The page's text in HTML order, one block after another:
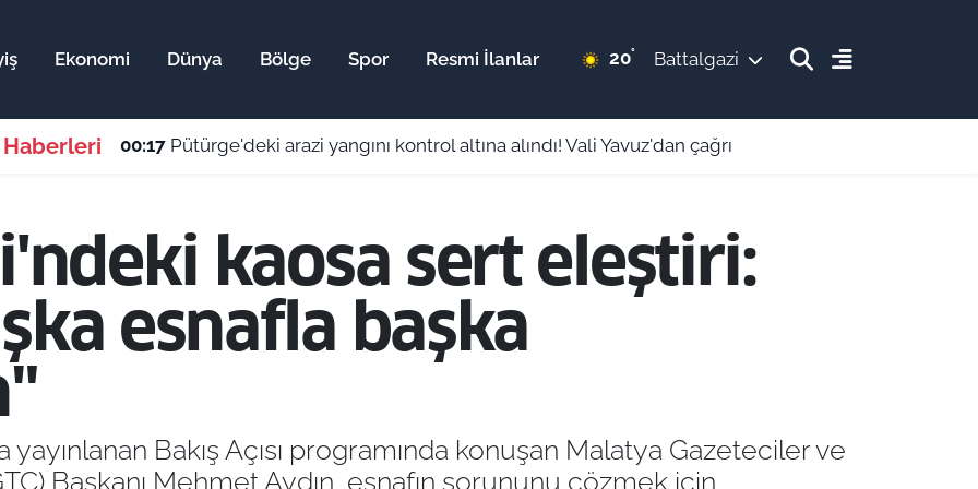
Ekonomi Dünya Bölge Spor Resmi İlanlar 20° Battalgazi
Haberleri 00:17 Pütürge'deki arazi yangını kontrol altına alındı! Vali Yavuz'dan çağrı
kaosa sert eleştiri:
esnafla başka
Bakış Açısı programında konuşan Malatya Gazeteciler ve
Başkanı Mehmet Aydın, esnafın sorununu çözmek için